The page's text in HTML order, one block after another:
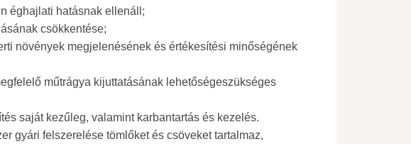
éghajlati hatásnak ellenáll;
csökkentése;
növények megjelenésének és értékesítési minőségének
műtrágya kijuttatásának lehetőségeszükséges
saját kezűleg, valamint karbantartás és kezelés.
gyári felszerelése tömlőket és csöveket tartalmaz,